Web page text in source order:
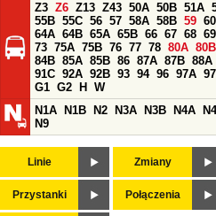
Z3 Z6 Z13 Z43 50A 50B 51A
55B 55C 56 57 58A 58B 59
64A 64B 65A 65B 66 67 68
73 75A 75B 76 77 78 80A 80B
84B 85A 85B 86 87A 87B 88A
91C 92A 92B 93 94 96 97A
G1 G2 H
W
N1A
N1B N2 N3A N3B N4A
N9
Linie Zmiany
Przystanki Połączenia